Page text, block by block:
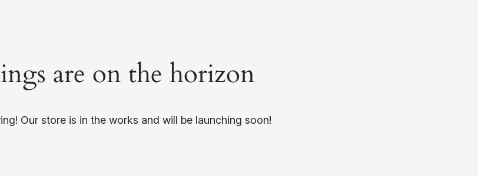
are on the horizon
Our store is in the works and will be launching soon!